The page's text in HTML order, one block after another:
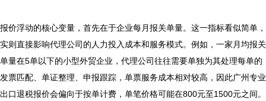
报价浮动的核心变量，首先在于企业每月报关单量。这一指标看似简单，
实则直接影响代理公司的人力投入成本和服务模式。例如，一家月均报关
单量在5单以下的小型外贸企业，代理公司往往需要单独为其处理每单的
发票匹配、单证整理、申报跟踪，单票服务成本相对较高，因此广州专业
出口退税报价会偏向于按单计费，单笔价格可能在800元至1500元之间。